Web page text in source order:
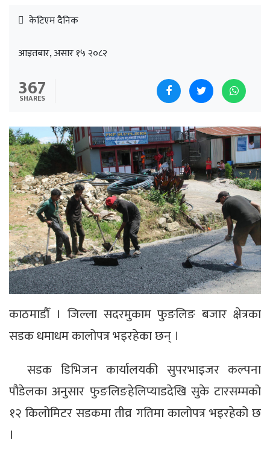
केटिएम दैनिक
आइतबार, असार १५ २०८२
367
SHARES
काठमाडौँ । जिल्ला सदरमुकाम फुङलिङ बजार क्षेत्रका
सडक धमाधम कालोपत्र भइरहेका छन् ।
सडक डिभिजन कार्यालयकी सुपरभाइजर कल्पना
पौडेलका अनुसार फुङलिङहेलिप्याडदेखि सुके टारसम्मको
१२ किलोमिटर सडकमा तीव्र गतिमा कालोपत्र भइरहेको छ
।